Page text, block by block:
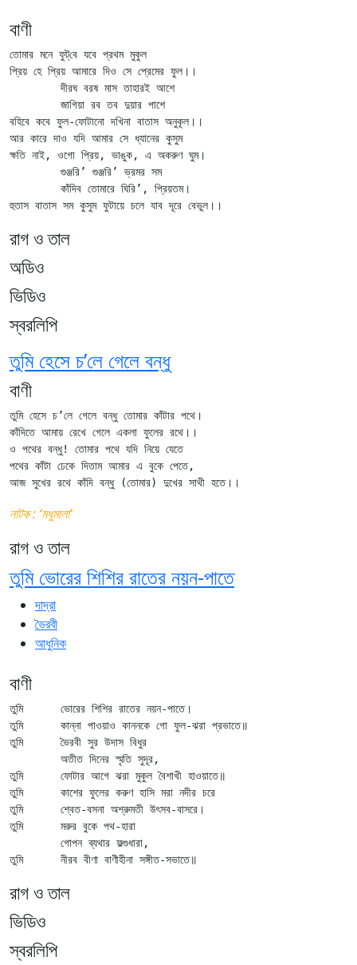
বাণী
তোমার মনে ফুট্‌বে যবে প্রথম মুকুল
প্রিয় হে প্রিয় আমারে দিও সে প্রেমের ফুল।।
	দীরঘ বরষ মাস তাহারই আশে
বহিবে কবে ফুল-ফোটানো দখিনা বাতাস অনুকূল।।
আর কারে দাও যদি আমার সে ধ্যানের কুসুম
ক্ষতি নাই, ওগো প্রিয়, ভাঙুক, এ অকরুণ ঘুম।
রাগ ও তাল
অডিও
ভিডিও
স্বরলিপি
তুমি হেসে চ’লে গেলে বন্ধু
বাণী
তুমি হেসে চ’লে গেলে বন্ধু তোমার কাঁটার পথে।
কাঁদিতে আমায় রেখে গেলে একলা ফুলের রথে।।
ও পথের বন্ধু! তোমার পথে যদি নিয়ে যেতে
পথের কাঁটা ঢেকে দিতাম আমার এ বুকে পেতে,
নাটক : ‘মধুমালা’
রাগ ও তাল
তুমি ভোরের শিশির রাতের নয়ন-পাতে
দাদ্‌রা
ভৈরবী
আধুনিক
বাণী
তুমি	ভোরের শিশির রাতের নয়ন-পাতে।
তুমি	কান্না পাওয়াও কাননকে গো ফুল-ঝরা প্রভাতে॥
তুমি	ভৈরবী সুর উদাস বিধুর
তুমি	ফোটার আগে ঝরা মুকুল বৈশাখী হাওয়াতে॥
তুমি	কাশের ফুলের করুণ হাসি মরা নদীর চরে
তুমি	শ্বেত-বসনা অশ্রুমতী উৎসব-বাসরে।
তুমি	মরুর বুকে পথ-হারা
রাগ ও তাল
ভিডিও
স্বরলিপি